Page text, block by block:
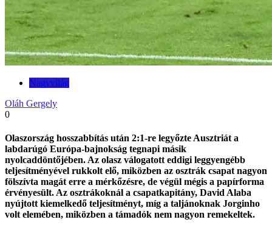
Nagyvilág
Oláh Gergely
0
Olaszország hosszabbítás után 2:1-re legyőzte Ausztriát a
labdarúgó Európa-bajnokság tegnapi másik
nyolcaddöntőjében. Az olasz válogatott eddigi leggyengébb
teljesítményével rukkolt elő, miközben az osztrák csapat nagyon
fölszívta magát erre a mérkőzésre, de végül mégis a papírforma
érvényesült. Az osztrákoknál a csapatkapitány, David Alaba
nyújtott kiemelkedő teljesítményt, míg a taljánoknak Jorginho
volt elemében, miközben a támadók nem nagyon remekeltek.